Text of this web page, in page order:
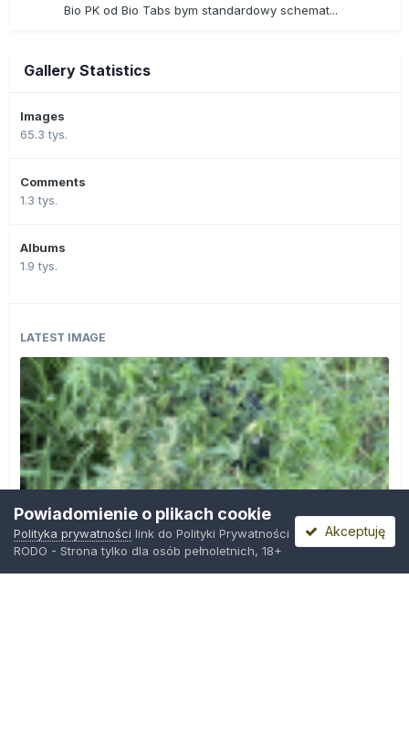
Bio PK od Bio Tabs bym standardowy schemat...
Gallery Statistics
Images
65.3 tys.
Comments
1.3 tys.
Albums
1.9 tys.
LATEST IMAGE
Powiadomienie o plikach cookie
Polityka prywatności link do Polityki Prywatności
RODO - Strona tylko dla osób pełnoletnich, 18+
Akceptuję